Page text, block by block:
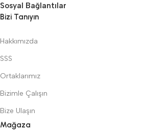
Sosyal Bağlantılar
Bizi Tanıyın
Hakkımızda
SSS
Ortaklarımız
Bizimle Çalışın
Bize Ulaşın
Mağaza